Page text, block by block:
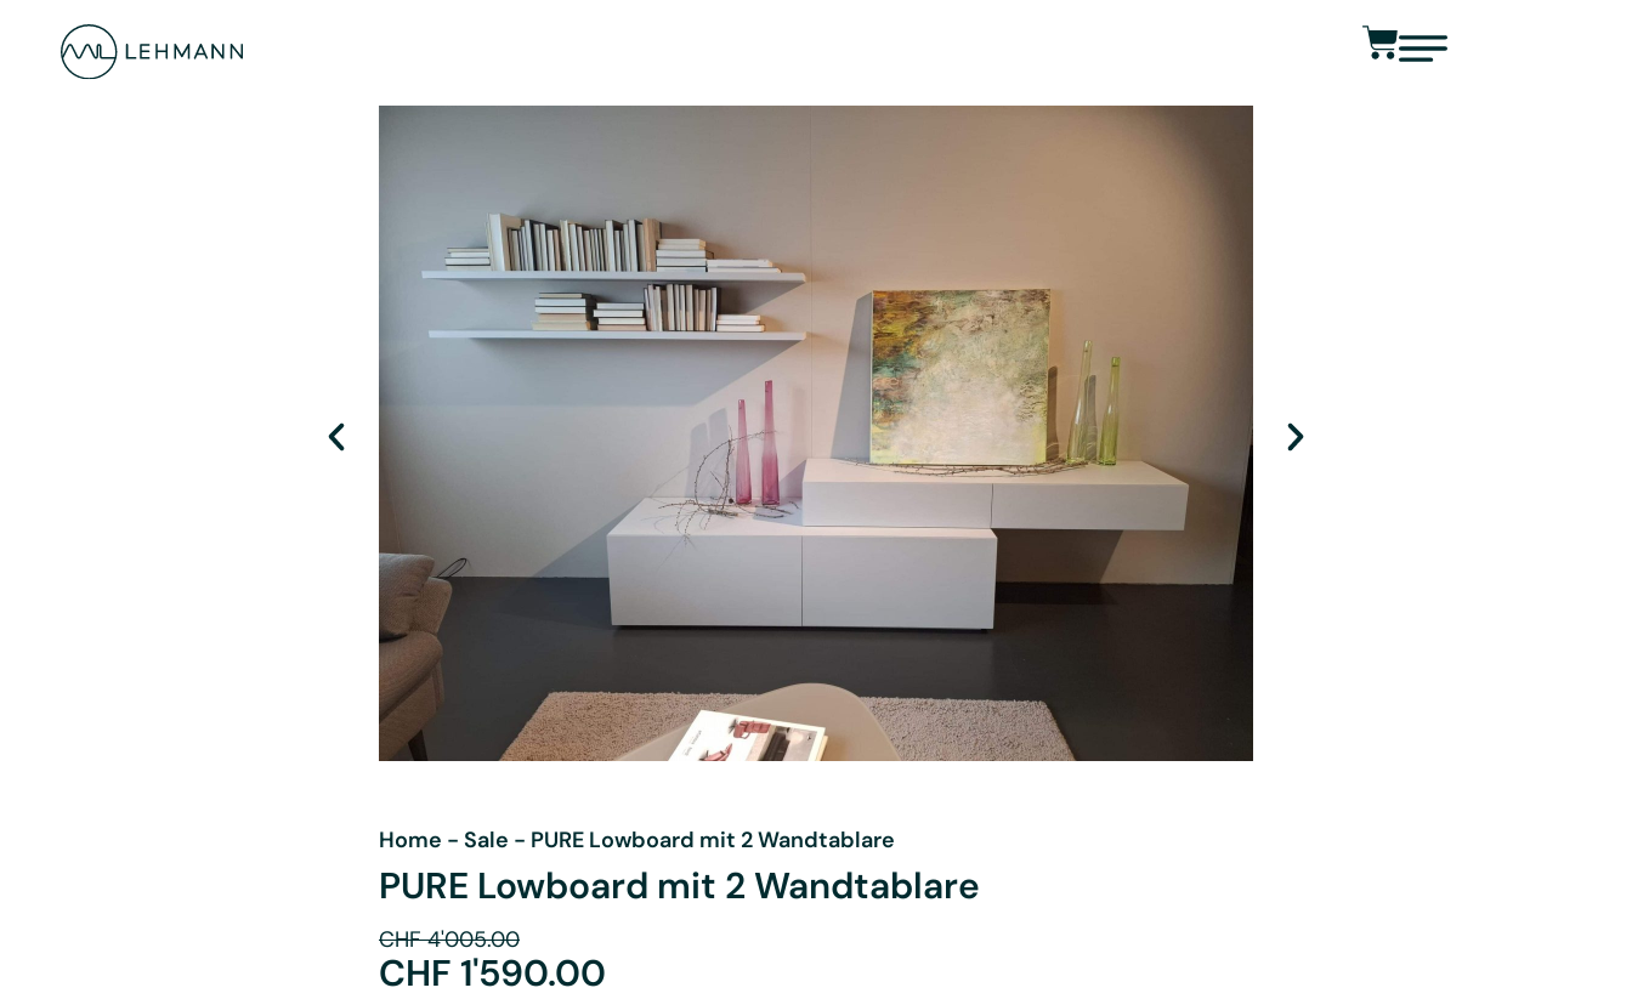
Home - Sale - PURE Lowboard mit 2 Wandtablare
PURE Lowboard mit 2 Wandtablare
CHF4'005.00
CHF 1'590.00